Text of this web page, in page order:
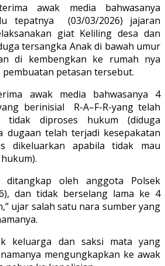
awak media bahwasanya
tepatnya (03/03/2026) jajaran
giat Keliling desa dan
tersangka Anak di bawah umur
di kembengkan ke rumah nya
petasan tersebut.
awak media bahwasanya 4
berinisial R-A–F-R-yang telah
tidak diproses hukum (diduga
dugaan telah terjadi kesepakatan
dikeluarkan apabila tidak mau
ditangkap oleh anggota Polsek
dan tidak berselang lama ke 4
ujar salah satu nara sumber yang
keluarga dan saksi mata yang
mengungkapkan ke awak